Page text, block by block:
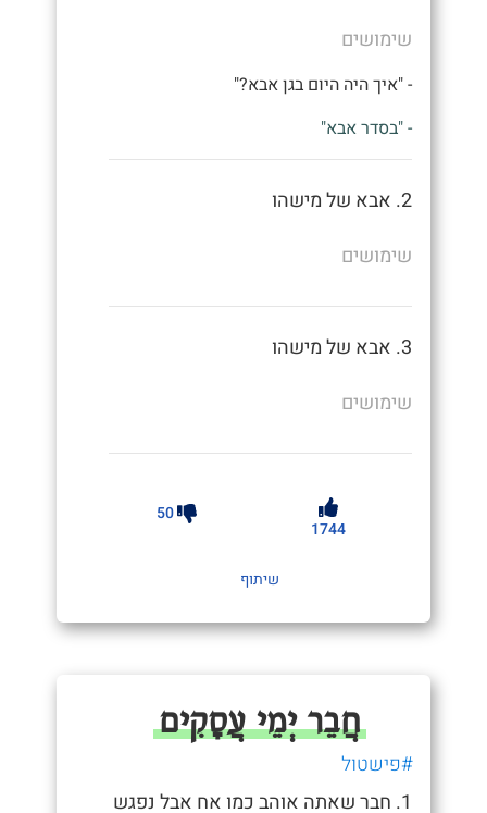
שימושים
- "איך היה היום בגן אבא?"
- "בסדר אבא"
2. אבא של מישהו
שימושים
3. אבא של מישהו
שימושים
1744
50
שיתוף
חֲבֵר יְמֵי עֲסָקִים
#פישטול
1. חבר שאתה אוהב כמו אח אבל נפגש